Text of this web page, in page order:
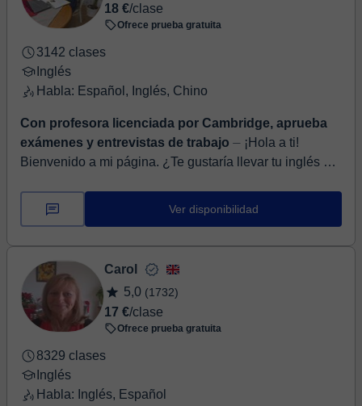
18 €/clase
Ofrece prueba gratuita
3142 clases
Inglés
Habla: Español, Inglés, Chino
Con profesora licenciada por Cambridge, aprueba
exámenes y entrevistas de trabajo ⏤ ¡Hola a ti!
Bienvenido a mi página. ¿Te gustaría llevar tu inglés a
desarrollar todos los aspectos del ing...
Ver disponibilidad
Carol
5,0 (1732)
17 €/clase
Ofrece prueba gratuita
8329 clases
Inglés
Habla: Inglés, Español